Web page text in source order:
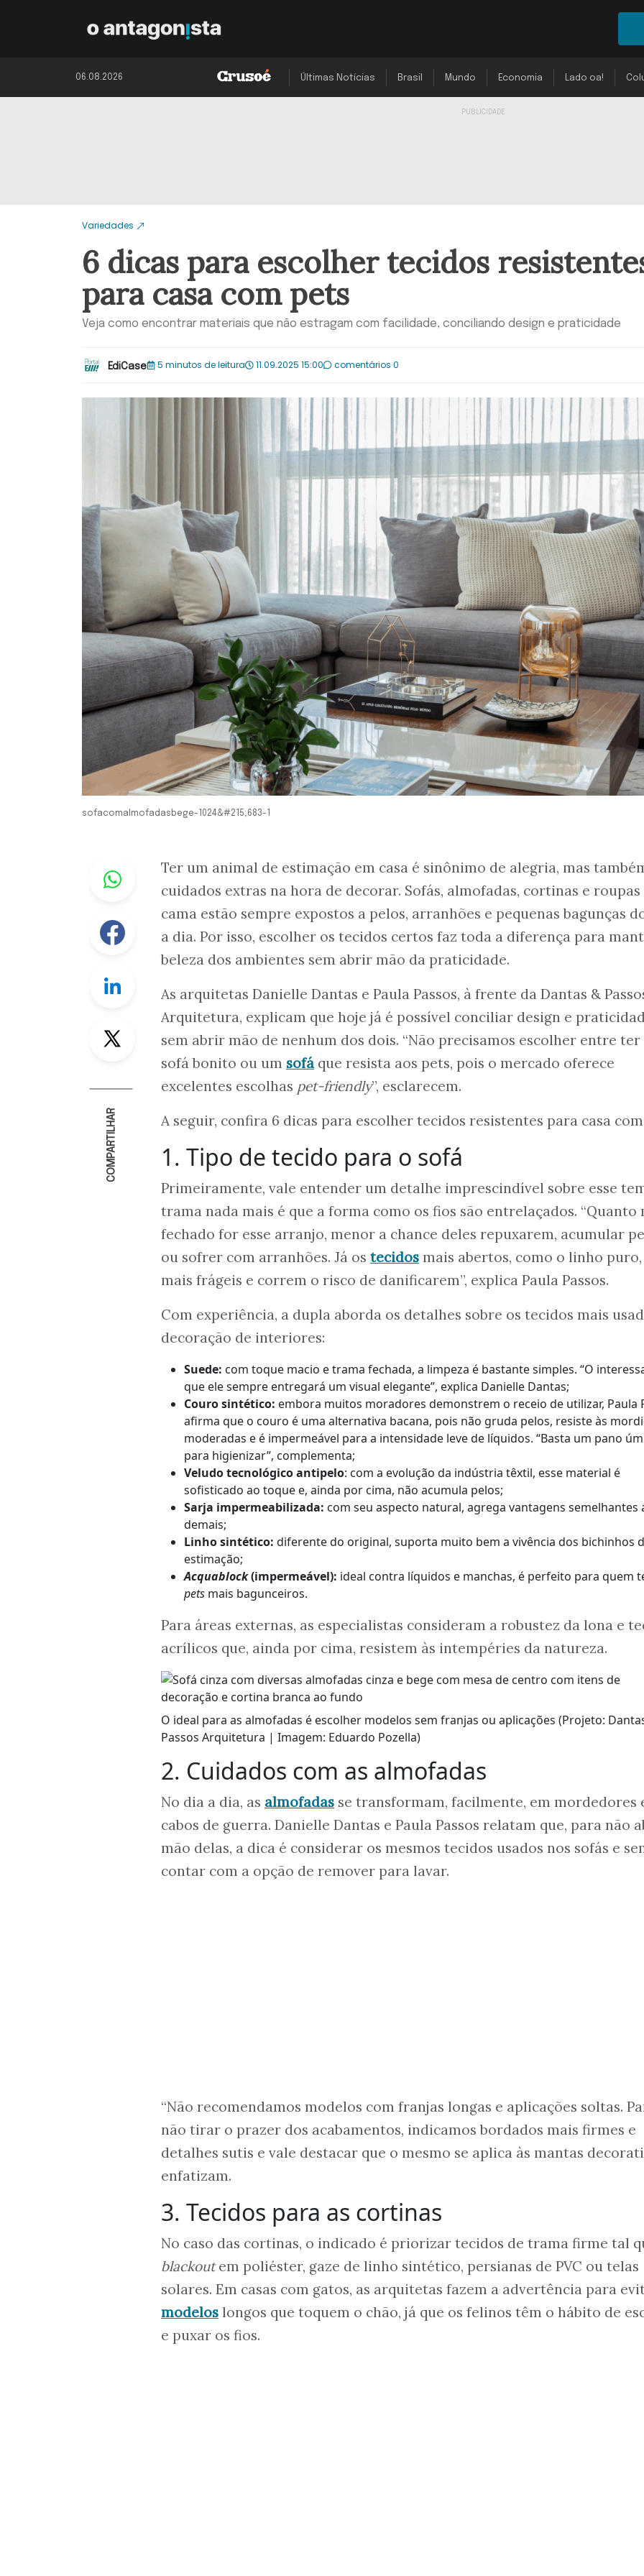
06.08.2026 Últimas Notícias Brasil Mundo Economia Lado oa!
Variedades
6 dicas para escolher tecidos
para casa com pets
Veja como encontrar materiais que não estragam com facilidade, conciliando design e praticidade
EdiCase 5 minutos de leitura 11.09.2025 15:00 comentários 0
sofacomalmofadasbege-1024&#215;683-1
Whastapp
Facebook
Twitter
COMPARTILHAR
Ter um animal de estimação em casa é sinônimo de alegria, mas
cuidados extras na hora de decorar. Sofás, almofadas, cortinas e roupas
cama estão sempre expostos a pelos, arranhões e pequenas bagunças
a dia. Por isso, escolher os tecidos certos faz toda a diferença para
beleza dos ambientes sem abrir mão da praticidade.
As arquitetas Danielle Dantas e Paula Passos, à frente da Dantas &
Arquitetura, explicam que hoje já é possível conciliar design e
sem abrir mão de nenhum dos dois. “Não precisamos escolher entre ter
sofá bonito ou um sofá que resista aos pets, pois o mercado oferece
excelentes escolhas pet-friendly”, esclarecem.
A seguir, confira 6 dicas para escolher tecidos resistentes para casa
1. Tipo de tecido para o sofá
Primeiramente, vale entender um detalhe imprescindível sobre esse
trama nada mais é que a forma como os fios são entrelaçados. “Quanto
fechado for esse arranjo, menor a chance deles repuxarem, acumular
ou sofrer com arranhões. Já os tecidos mais abertos, como o linho puro,
mais frágeis e correm o risco de danificarem”, explica Paula Passos.
Com experiência, a dupla aborda os detalhes sobre os tecidos mais
decoração de interiores:
Suede: com toque macio e trama fechada, a limpeza é bastante simples. “O
que ele sempre entregará um visual elegante”, explica Danielle Dantas;
Couro sintético: embora muitos moradores demonstrem o receio de utilizar, Paula
afirma que o couro é uma alternativa bacana, pois não gruda pelos, resiste às
moderadas e é impermeável para a intensidade leve de líquidos. “Basta um pano
para higienizar”, complementa;
Veludo tecnológico antipelo: com a evolução da indústria têxtil, esse material é
sofisticado ao toque e, ainda por cima, não acumula pelos;
Sarja impermeabilizada: com seu aspecto natural, agrega vantagens semelhantes
demais;
Linho sintético: diferente do original, suporta muito bem a vivência dos bichinhos
estimação;
Acquablock(impermeável): ideal contra líquidos e manchas, é perfeito para quem
pets mais bagunceiros.
Para áreas externas, as especialistas consideram a robustez da lona e
acrílicos que, ainda por cima, resistem às intempéries da natureza.
O ideal para as almofadas é escolher modelos sem franjas ou aplicações (Projeto:
Passos Arquitetura | Imagem: Eduardo Pozella)
2. Cuidados com as almofadas
No dia a dia, as almofadas se transformam, facilmente, em mordedores
cabos de guerra. Danielle Dantas e Paula Passos relatam que, para não
mão delas, a dica é considerar os mesmos tecidos usados nos sofás e
contar com a opção de remover para lavar.
“Não recomendamos modelos com franjas longas e aplicações soltas.
não tirar o prazer dos acabamentos, indicamos bordados mais firmes e
detalhes sutis e vale destacar que o mesmo se aplica às mantas
enfatizam.
3. Tecidos para as cortinas
No caso das cortinas, o indicado é priorizar tecidos de trama firme tal
blackoutem poliéster, gaze de linho sintético, persianas de PVC ou telas
solares. Em casas com gatos, as arquitetas fazem a advertência para
modelos longos que toquem o chão, já que os felinos têm o hábito de
e puxar os fios.